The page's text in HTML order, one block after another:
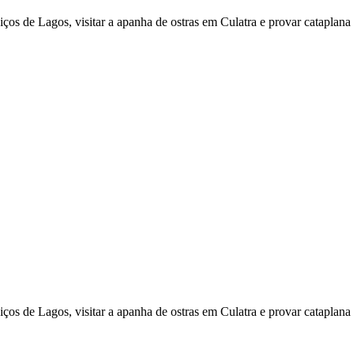
de Lagos, visitar a apanha de ostras em Culatra e provar cataplana
de Lagos, visitar a apanha de ostras em Culatra e provar cataplana